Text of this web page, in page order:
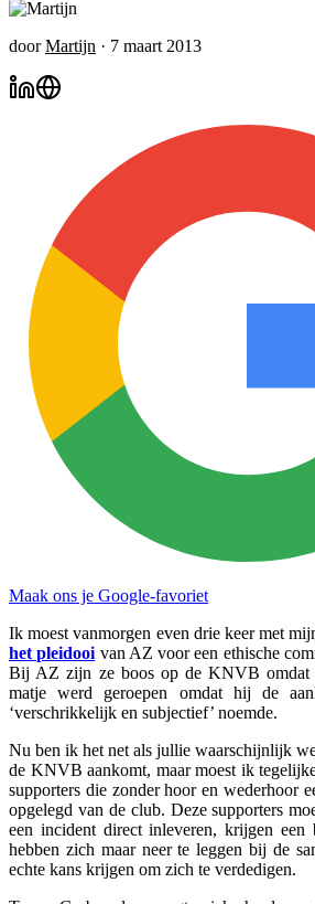
door Martijn · 7 maart 2013
Maak ons je Google-favoriet
Ik moest vanmorgen even drie keer met
het pleidooi van AZ voor een ethische
Bij AZ zijn ze boos op de KNVB omdat
matje werd geroepen omdat hij de
‘verschrikkelijk en subjectief’ noemde.
Nu ben ik het net als jullie waarschijnlijk
de KNVB aankomt, maar moest ik
supporters die zonder hoor en wederhoor
opgelegd van de club. Deze supporters
een incident direct inleveren, krijgen
hebben zich maar neer te leggen bij de
echte kans krijgen om zich te verdedigen.